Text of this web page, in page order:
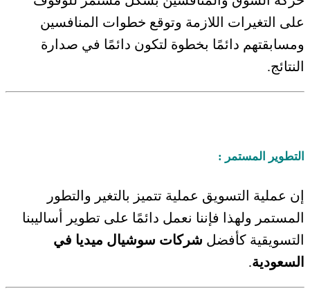
على التغيرات اللازمة وتوقع خطوات المنافسين
ومسابقتهم دائمًا بخطوة لتكون دائمًا في صدارة
النتائج.
التطوير المستمر :
إن عملية التسويق عملية تتميز بالتغير والتطور
المستمر ولهذا فإننا نعمل دائمًا على تطوير أساليبنا
التسويقية كأفضل شركات سوشيال ميديا في
السعودية.